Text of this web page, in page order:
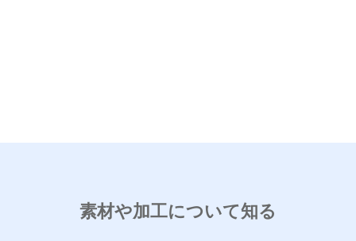
素材や加工について知る